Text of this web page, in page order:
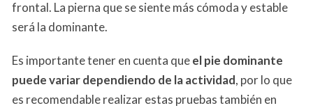
frontal. La pierna que se siente más cómoda y estable
será la dominante.
Es importante tener en cuenta queel pie dominante
puede variar dependiendo de la actividad, por lo que
es recomendable realizar estas pruebas también en